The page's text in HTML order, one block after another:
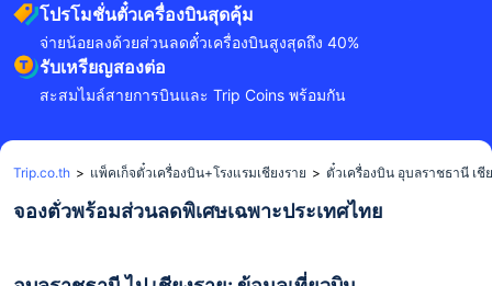
โปรโมชั่นตั๋วเครื่องบินสุดคุ้ม
จ่ายน้อยลงด้วยส่วนลดตั๋วเครื่องบินสูงสุดถึง 40%
รับเหรียญสองต่อ
สะสมไมล์สายการบินและ Trip Coins พร้อมกัน
Trip.co.th > แพ็คเก็จตั๋วเครื่องบิน+โรงแรมเชียงราย > ตั๋วเครื่องบิน อุบลราชธานี เชี
จองตั๋วพร้อมส่วนลดพิเศษเฉพาะประเทศไทย